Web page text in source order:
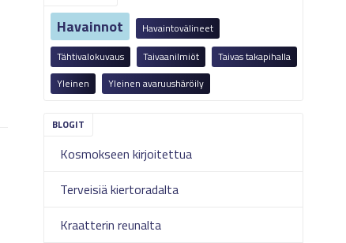
Havainnot
Havaintovälineet
Tähtivalokuvaus
Taivaanilmiöt
Taivas takapihalla
Yleinen
Yleinen avaruushäröily
Kosmokseen kirjoitettua
Terveisiä kiertoradalta
Kraatterin reunalta